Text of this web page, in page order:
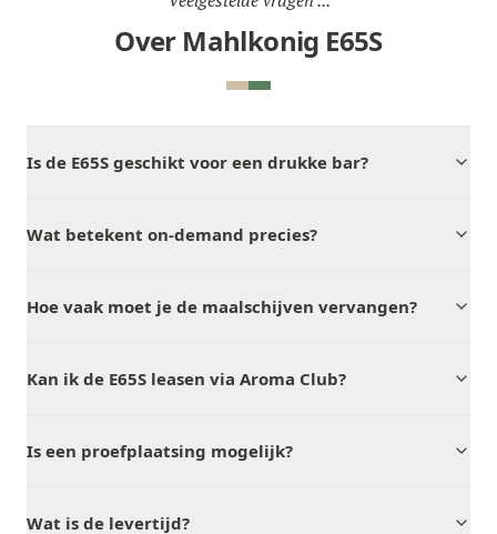
Over Mahlkonig E65S
Is de E65S geschikt voor een drukke bar?
Wat betekent on-demand precies?
Hoe vaak moet je de maalschijven vervangen?
Kan ik de E65S leasen via Aroma Club?
Is een proefplaatsing mogelijk?
Wat is de levertijd?